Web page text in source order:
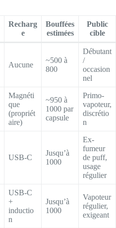
Recharg
e
Bouffées
estimées
Public
cible
Aucune
~500 à
800
Débutant
/
occasion
nel
Magnéti
que
(propriét
aire)
~950 à
1000 par
capsule
Primo-
vapoteur,
discrétio
n
USB-C
Jusqu’à
1000
Ex-
fumeur
de puff,
usage
régulier
USB-C
+
inductio
n
Jusqu’à
1000
Vapoteur
régulier,
exigeant